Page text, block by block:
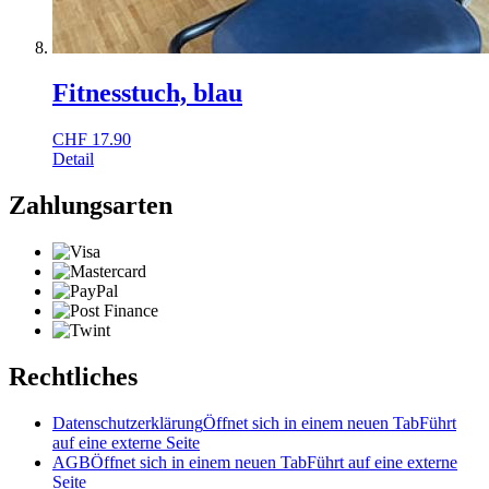
Fitnesstuch, blau
CHF 17.90
Detail
Zahlungsarten
Rechtliches
DatenschutzerklärungÖffnet sich in einem neuen TabFührt
auf eine externe Seite
AGBÖffnet sich in einem neuen TabFührt auf eine externe
Seite